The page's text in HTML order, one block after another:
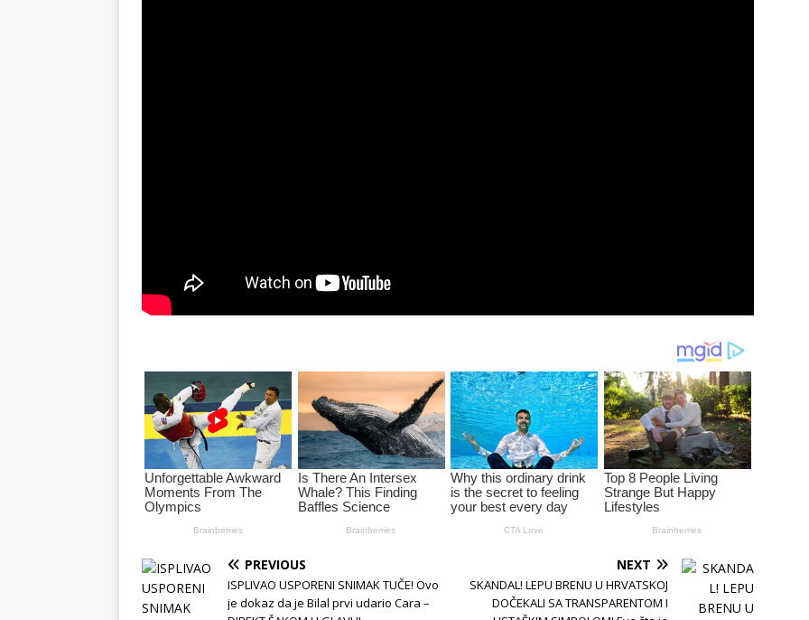
PREVIOUS
ISPLIVAO USPORENI SNIMAK TUČE! Ovo
je dokaz da je Bilal prvi udario Cara –
NEXT
SKANDAL! LEPU BRENU U HRVATSKOJ
DOČEKALI SA TRANSPARENTOM I